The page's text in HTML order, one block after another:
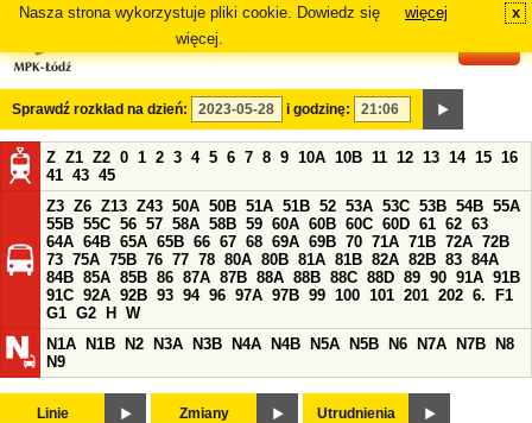
Nasza strona wykorzystuje pliki cookie. Dowiedz się
więcej.
więcej x
Sprawdź rozkład na dzień: i godzinę:
Z Z1 Z2 0 1 2 3 4 5 6 7 8 9 10A 10B 11 12 13 14 15 16
41 43 45
Z3 Z6 Z13 Z43 50A 50B 51A 51B 52 53A 53C 53B 54B 55A
55B 55C 56 57 58A 58B 59 60A 60B 60C 60D 61 62 63
64A 64B 65A 65B 66 67 68 69A 69B 70 71A 71B 72A 72B
73 75A 75B 76 77 78 80A 80B 81A 81B 82A 82B 83 84A
84B 85A 85B 86 87A 87B 88A 88B 88C 88D 89 90 91A 91B
91C 92A 92B 93 94 96 97A 97B 99 100 101 201 202 6.
F1
G1 G2 H
W
N1A
N1B N2 N3A N3B N4A N4B N5A N5B N6 N7A N7B
N8
N9
Linie Zmiany Utrudnienia